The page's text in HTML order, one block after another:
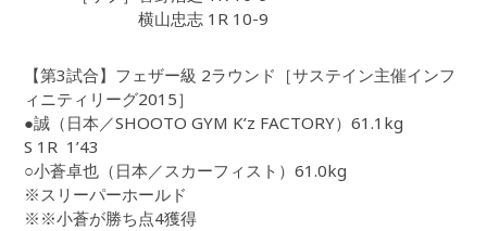
横山忠志 1R 10-9
【第3試合】フェザー級 2ラウンド［サステイン主催インフ
ィニティリーグ2015］
●誠（日本／SHOOTO GYM K’z FACTORY）61.1kg
S 1R 1’43
○小蒼卓也（日本／スカーフィスト）61.0kg
※スリーパーホールド
※※小蒼が勝ち点4獲得